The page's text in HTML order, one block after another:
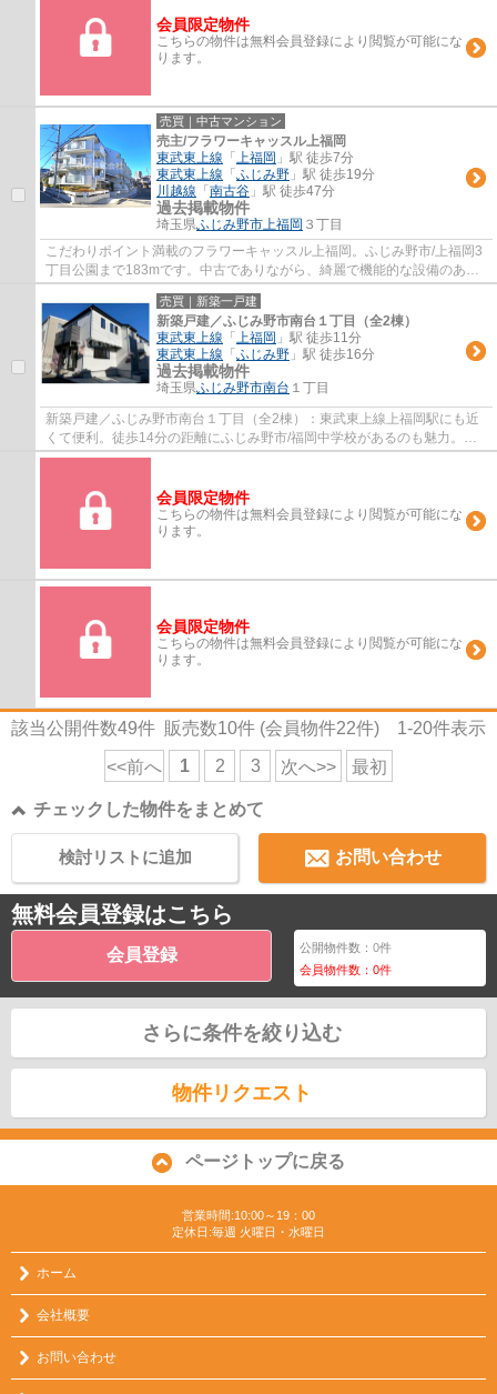
会員限定物件
こちらの物件は無料会員登録により閲覧が可能にな
ります。
売買｜中古マンション
売主/フラワーキャッスル上福岡
東武東上線 「 上福岡 」駅 徒歩7分
東武東上線 「 ふじみ野 」駅 徒歩19分
川越線 「 南古谷 」駅 徒歩47分
過去掲載物件
埼玉県ふじみ野市上福岡 ３丁目
こだわりポイント満載のフラワーキャッスル上福岡。ふじみ野市/上福岡3
丁目公園まで183mです。中古でありながら、綺麗で機能的な設備のある
マンションです。駅まで徒歩7分の場所にある...
売買｜新築一戸建
新築戸建／ふじみ野市南台１丁目（全2棟）
東武東上線 「 上福岡 」駅 徒歩11分
東武東上線 「 ふじみ野 」駅 徒歩16分
過去掲載物件
埼玉県ふじみ野市南台 １丁目
新築戸建／ふじみ野市南台１丁目（全2棟）：東武東上線上福岡駅にも近
くて便利。徒歩14分の距離にふじみ野市/福岡中学校があるのも魅力。築2
年以内の築浅物件です。ベタ基礎なので床下...
会員限定物件
こちらの物件は無料会員登録により閲覧が可能にな
ります。
会員限定物件
こちらの物件は無料会員登録により閲覧が可能にな
ります。
該当公開件数49件 販売数10件 (会員物件22件) 1-20件表示
<<前へ 1 2 3 次へ>> 最初
チェックした物件をまとめて
お問い合わせ
検討リストに追加
無料会員登録はこちら
会員登録 公開物件数：0件
会員物件数：0件
さらに条件を絞り込む
物件リクエスト
ページトップに戻る
営業時間:10:00～19：00
定休日:毎週 火曜日・水曜日
ホーム
会社概要
お問い合わせ